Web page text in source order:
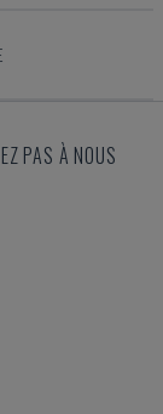
PAS À NOUS